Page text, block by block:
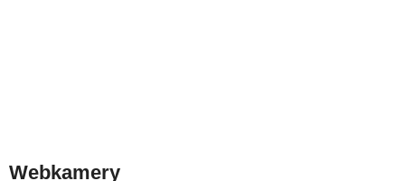
Webkamery